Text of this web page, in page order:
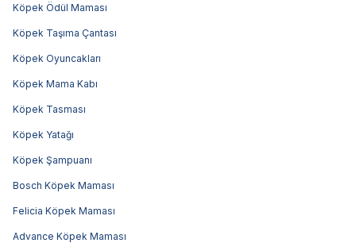
Köpek Ödül Maması
Köpek Taşıma Çantası
Köpek Oyuncakları
Köpek Mama Kabı
Köpek Tasması
Köpek Yatağı
Köpek Şampuanı
Bosch Köpek Maması
Felicia Köpek Maması
Advance Köpek Maması